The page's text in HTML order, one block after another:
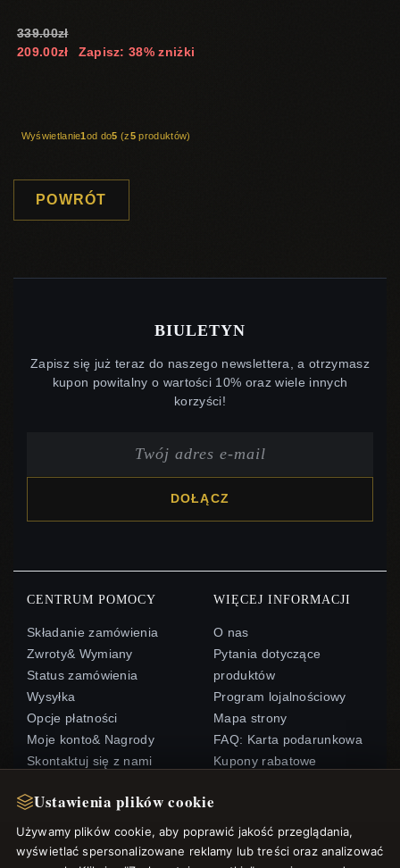
Ustawienia plików cookie
Używamy plików cookie, aby poprawić jakość przeglądania,
wyświetlać spersonalizowane reklamy lub treści oraz analizować
339.00zł
209.00zł
Zapisz: 38% zniżki
Wyświetlanie1od do5 (z5 produktów)
POWRÓT
BIULETYN
Zapisz się już teraz do naszego newslettera, a otrzymasz
kupon powitalny o wartości 10% oraz wiele innych
korzyści!
DOŁĄCZ
CENTRUM POMOCY
Składanie zamówienia
Zwroty& Wymiany
Status zamówienia
Wysyłka
Opcje płatności
Moje konto& Nagrody
Skontaktuj się z nami
WIĘCEJ INFORMACJI
O nas
Pytania dotyczące
produktów
Program lojalnościowy
Mapa strony
FAQ: Karta podarunkowa
Kupony rabatowe
SZYBKIE LINKI ŚLEDŹ NAS